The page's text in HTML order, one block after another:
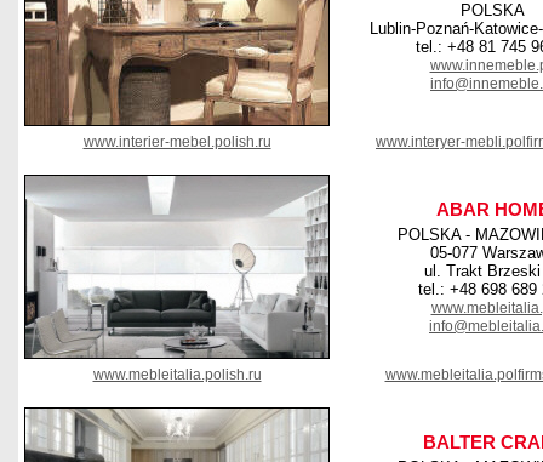
POLSKA
Lublin-Poznań-
tel.: +48 81 745
www.interier-mebel.polish.ru www.interyer-
ABAR
POLSKA -
05-077
ul. Trakt Brzeski
tel.: +48 698 689
www.mebleitalia.polish.ru
BALTER